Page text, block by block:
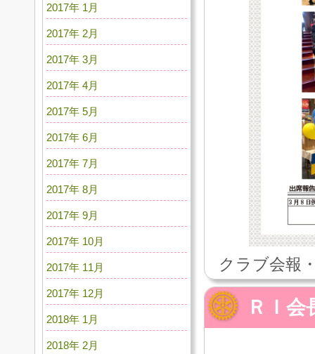
クラブ会報
ＲＩ会
2017年 1月
2017年 2月
2017年 3月
2017年 4月
2017年 5月
2017年 6月
2017年 7月
2017年 8月
2017年 9月
2017年 10月
2017年 11月
2017年 12月
2018年 1月
2018年 2月